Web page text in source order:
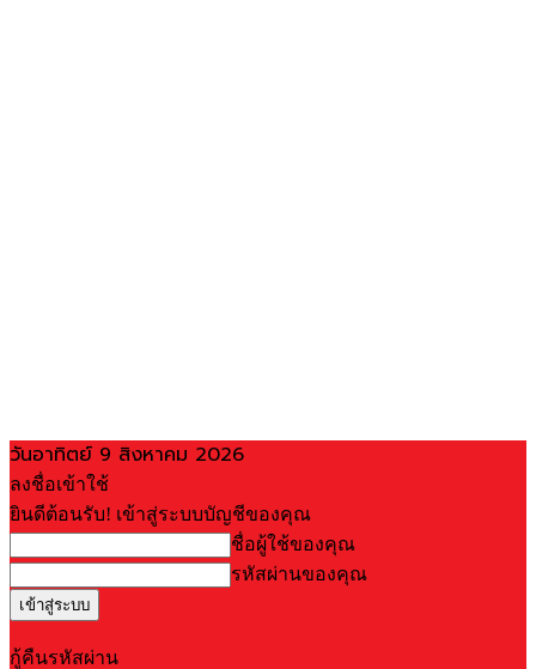
วันอาทิตย์ 9 สิงหาคม 2026
ลงชื่อเข้าใช้
ยินดีต้อนรับ! เข้าสู่ระบบบัญชีของคุณ
ชื่อผู้ใช้ของคุณ
รหัสผ่านของคุณ
กู้คืนรหัสผ่าน